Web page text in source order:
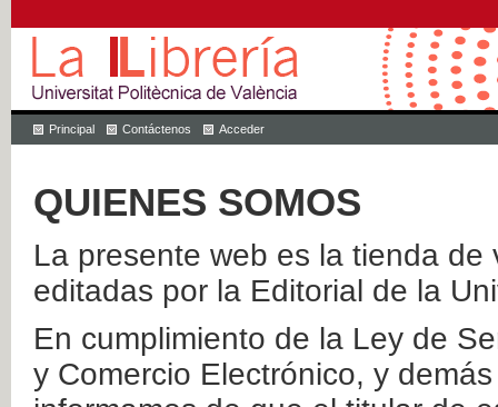
Principal Contáctenos Acceder
QUIENES SOMOS
La presente web es la tienda
editadas por la Editorial de la
En cumplimiento de la Ley de
y Comercio Electrónico, y